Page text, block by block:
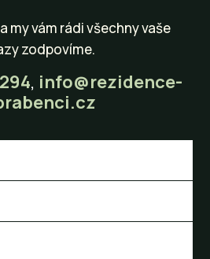
my vám rádi všechny vaše
zodpovíme.
, info@rezidence-